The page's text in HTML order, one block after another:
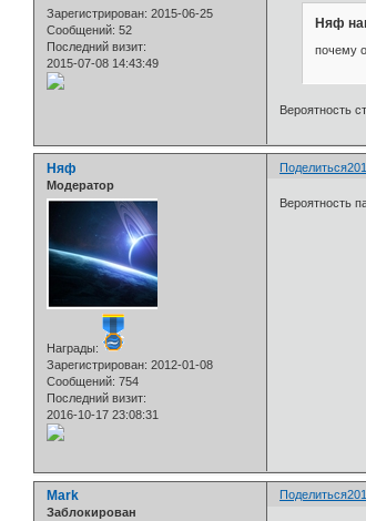
Зарегистрирован: 2015-06-25
Сообщений: 52
Последний визит:
2015-07-08 14:43:49
Няф
почему
Вероятность
Поделиться
Няф
Модератор
Награды:
Зарегистрирован: 2012-01-08
Сообщений: 754
Последний визит:
2016-10-17 23:08:31
Вероятность
Поделиться
Mark
Заблокирован